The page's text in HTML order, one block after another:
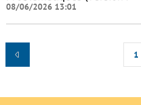
08/06/2026 13:01
1